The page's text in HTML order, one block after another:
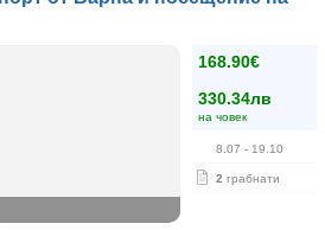
168.90€
330.34лв
на човек
8.07 - 19.10
2 грабнати